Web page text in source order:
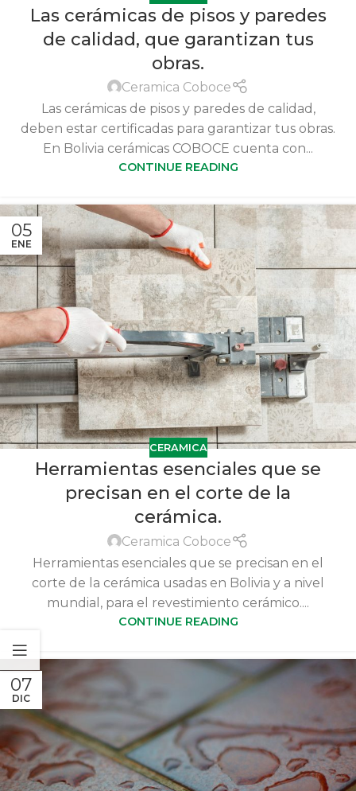
Las cerámicas de pisos y paredes
de calidad, que garantizan tus
obras.
Ceramica Coboce
Las cerámicas de pisos y paredes de calidad,
deben estar certificadas para garantizar tus obras.
En Bolivia cerámicas COBOCE cuenta con...
CONTINUE READING
05
ENE
CERAMICA
Herramientas esenciales que se
precisan en el corte de la
cerámica.
Ceramica Coboce
Herramientas esenciales que se precisan en el
corte de la cerámica usadas en Bolivia y a nivel
mundial, para el revestimiento cerámico....
CONTINUE READING
07
DIC